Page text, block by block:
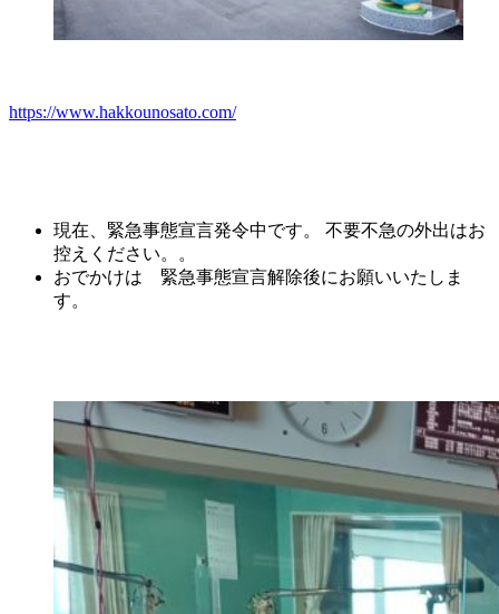
https://www.hakkounosato.com/
現在、緊急事態宣言発令中です。 不要不急の外出はお
控えください。。
おでかけは 緊急事態宣言解除後にお願いいたしま
す。